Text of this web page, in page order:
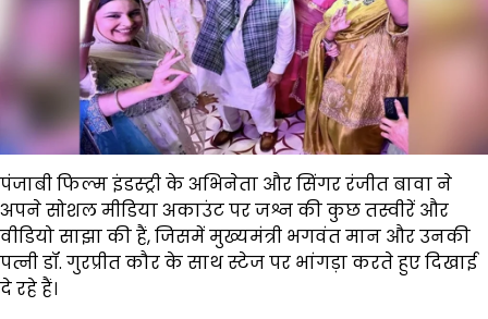
पंजाबी फिल्म इंडस्ट्री के अभिनेता और सिंगर रंजीत बावा ने
अपने सोशल मीडिया अकाउंट पर जश्न की कुछ तस्वीरें और
वीडियो साझा की हैं, जिसमें मुख्यमंत्री भगवंत मान और उनकी
पत्नी डॉ. गुरप्रीत कौर के साथ स्टेज पर भांगड़ा करते हुए दिखाई
दे रहे हैं।